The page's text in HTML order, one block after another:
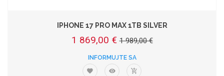
IPHONE 17 PRO MAX 1TB SILVER
1 869,00 € 1 989,00 €
INFORMUJTE SA